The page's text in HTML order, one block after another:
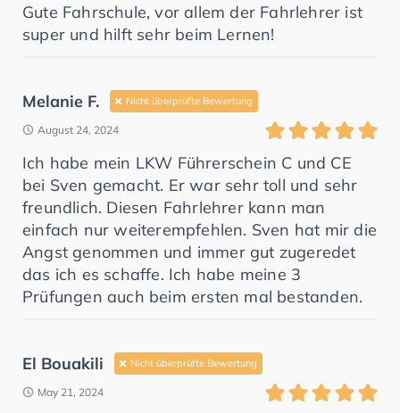
Gute Fahrschule, vor allem der Fahrlehrer ist
super und hilft sehr beim Lernen!
Melanie F. Nicht überprüfte Bewertung
August 24, 2024
Ich habe mein LKW Führerschein C und CE
bei Sven gemacht. Er war sehr toll und sehr
freundlich. Diesen Fahrlehrer kann man
einfach nur weiterempfehlen. Sven hat mir die
Angst genommen und immer gut zugeredet
das ich es schaffe. Ich habe meine 3
Prüfungen auch beim ersten mal bestanden.
El Bouakili Nicht überprüfte Bewertung
May 21, 2024